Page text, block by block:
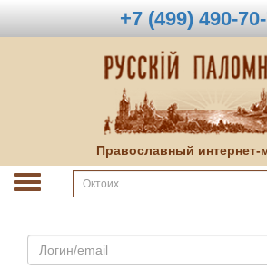
+7 (499) 490-
Православный интернет-
Email